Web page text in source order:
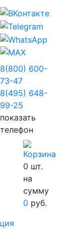
8(800) 600-
73-47
8(495) 648-
99-25
показать
телефон
0 шт.
на
сумму
0 руб.